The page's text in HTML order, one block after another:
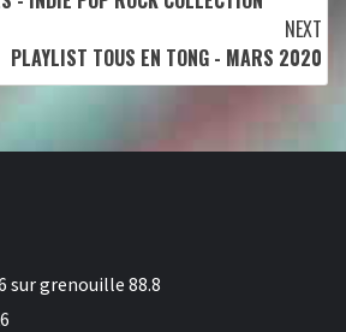
NEXT
PLAYLIST TOUS EN TONG - MARS 2020
sur grenouille 88.8